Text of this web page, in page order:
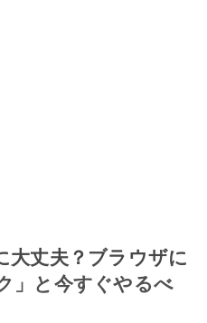
大丈夫？ブラウザに
」と今すぐやるべ